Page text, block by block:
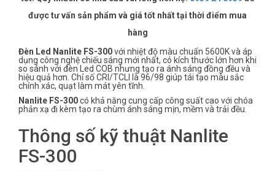
được tư vấn sản phẩm và giá tốt nhất tại thời điểm mua
hàng
Đèn Led Nanlite FS-300với nhiệt độ màu chuẩn 5600K và áp
dụng công nghệ chiếu sáng mới nhất, có kích thước lớn hơn khi
so sánh với đèn Led COB nhưng tạo ra ánh sáng đồng đều và
hiệu quả hơn. Chỉ số CRI/TCLI là 96/98 giúp tái tạo màu sắc
chính xác, quạt làm mát yên tĩnh.
Nanlite FS-300có khả năng cung cấp công suất cao với chóa
phản xạ đi kèm tạo ra chùm ánh sáng mịn, mềm và trải đều.
Thông số kỹ thuật Nanlite
FS-300